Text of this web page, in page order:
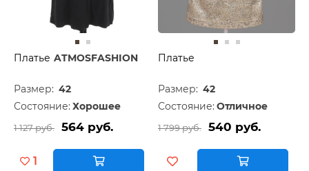
Платье ATMOSFASHION
Размер: 42
Состояние: Хорошее
1 127 руб. 564 руб.
1
Платье
Размер: 42
Состояние: Отличное
1 799 руб. 540 руб.